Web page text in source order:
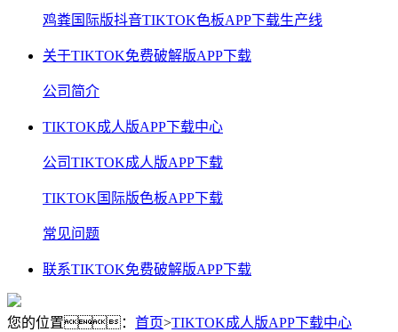
鸡粪国际版抖音TIKTOK色板APP下载生产线
关于TIKTOK免费破解版APP下载
公司简介
TIKTOK成人版APP下载中心
公司TIKTOK成人版APP下载
TIKTOK国际版色板APP下载
常见问题
联系TIKTOK免费破解版APP下载
您的位置： 首页>TIKTOK成人版APP下载中心